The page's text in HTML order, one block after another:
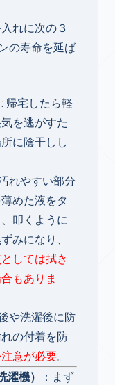
れに次の３
の寿命を延ば
: 帰宅したら軽
を逃がすた
に陰干しし
れやすい部分
めた液をタ
叩くように
みになり、
しては拭き
もありま
や洗濯後に防
の付着を防
意が必要。
機）
：まず